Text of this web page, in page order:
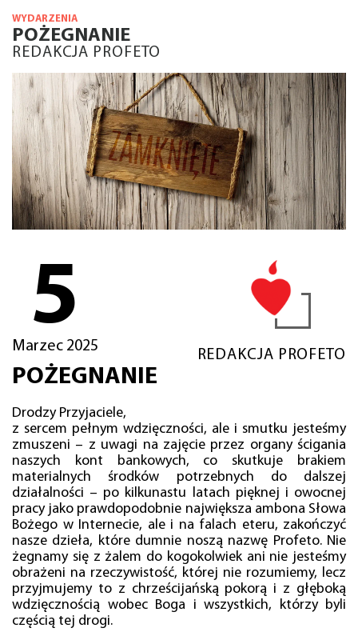
WYDARZENIA
POŻEGNANIE
REDAKCJA PROFETO
5
Marzec 2025
REDAKCJA PROFETO
POŻEGNANIE
Drodzy Przyjaciele,
z sercem pełnym wdzięczności, ale i smutku jesteśmy
zmuszeni – z uwagi na zajęcie przez organy ścigania
naszych kont bankowych, co skutkuje brakiem
materialnych środków potrzebnych do dalszej
działalności – po kilkunastu latach pięknej i owocnej
pracy jako prawdopodobnie największa ambona Słowa
Bożego w Internecie, ale i na falach eteru, zakończyć
nasze dzieła, które dumnie noszą nazwę Profeto. Nie
żegnamy się z żalem do kogokolwiek ani nie jesteśmy
obrażeni na rzeczywistość, której nie rozumiemy, lecz
przyjmujemy to z chrześcijańską pokorą i z głęboką
wdzięcznością wobec Boga i wszystkich, którzy byli
częścią tej drogi.